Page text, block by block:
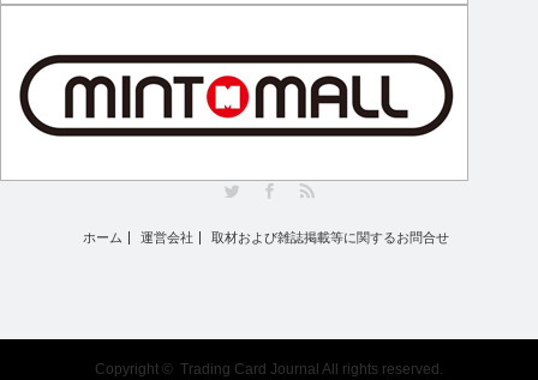
ホーム 運営会社 取材および雑誌掲載等に関するお問合せ
Copyright © Trading Card Journal All rights reserved.